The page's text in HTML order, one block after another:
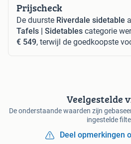
Prijscheck
De duurste Riverdale sidetable
Tafels | Sidetables categorie
€ 549, terwijl de goedkoopste
Veelgestelde
De onderstaande waarden zijn
ingestelde
Deel opmerkingen